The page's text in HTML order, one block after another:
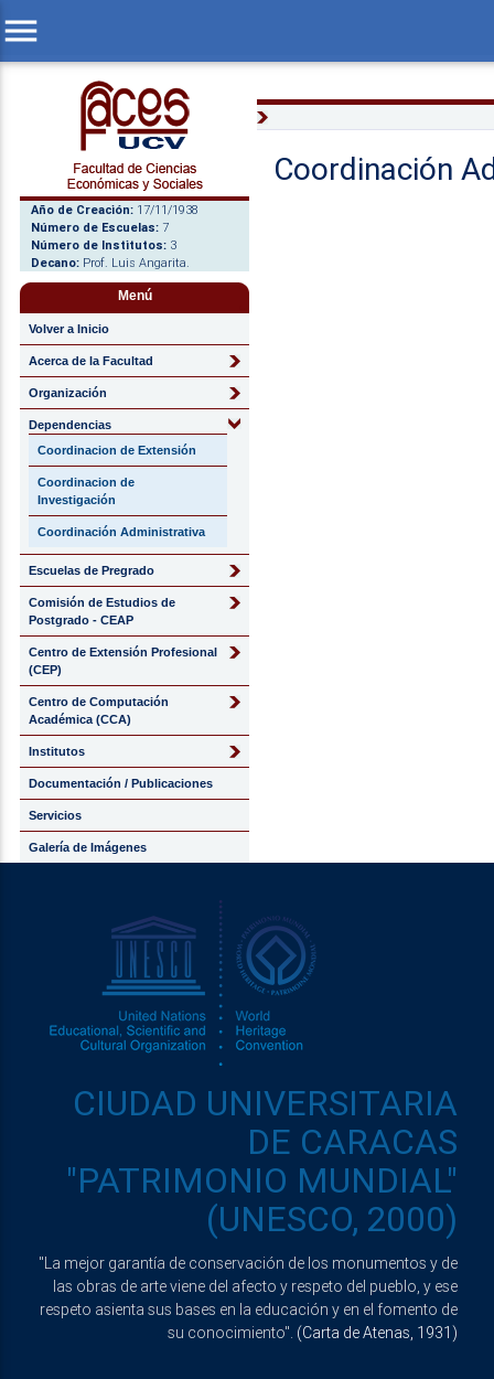
menu
Año de Creación: 17/11/1938
Número de Escuelas: 7
Número de Institutos: 3
Decano: Prof. Luis Angarita.
Menú
Volver a Inicio
Acerca de la Facultad
Organización
Dependencias
Coordinacion de Extensión
Coordinacion de
Investigación
Coordinación Administrativa
Escuelas de Pregrado
Comisión de Estudios de
Postgrado - CEAP
Centro de Extensión Profesional
(CEP)
Centro de Computación
Académica (CCA)
Institutos
Documentación / Publicaciones
Servicios
Galería de Imágenes
Coordinación
CIUDAD UNIVERSITARIA
DE CARACAS
"PATRIMONIO MUNDIAL"
(UNESCO, 2000)
"La mejor garantía de conservación de los monumentos y de
las obras de arte viene del afecto y respeto del pueblo, y ese
respeto asienta sus bases en la educación y en el fomento de
su conocimiento". (Carta de Atenas, 1931)